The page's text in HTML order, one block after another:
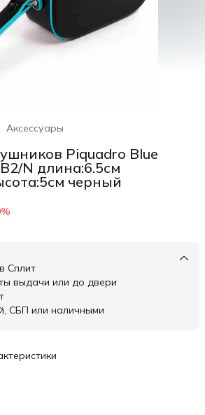
Аксессуары
Piquadro Blue
N длина:6.5см
черный
%
Сплит
выдачи или до двери
СБП или наличными